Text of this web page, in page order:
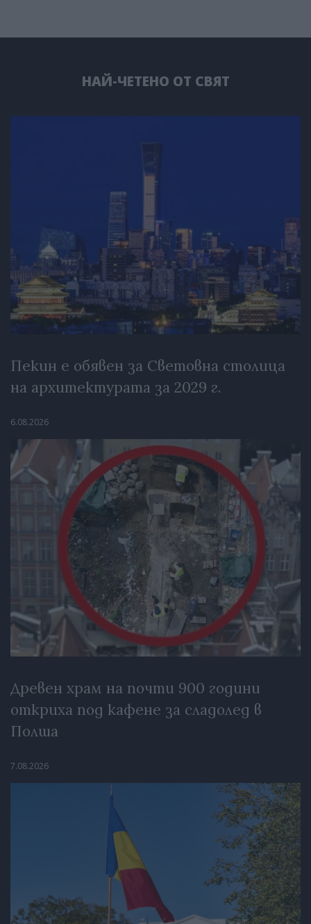
НАЙ-ЧЕТЕНО ОТ СВЯТ
Пекин е обявен за Световна столица
на архитектурата за 2029 г.
6.08.2026
Древен храм на почти 900 години
откриха под кафене за сладолед в
Полша
7.08.2026